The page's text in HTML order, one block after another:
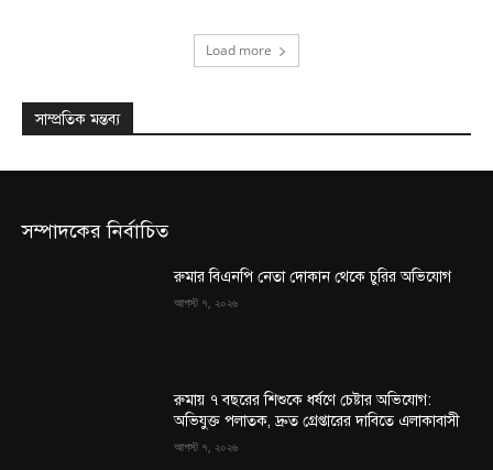
Load more
সাম্প্রতিক মন্তব্য
সম্পাদকের নির্বাচিত
রুমার বিএনপি নেতা দোকান থেকে চুরির অভিযোগ
আগস্ট ৭, ২০২৬
রুমায় ৭ বছরের শিশুকে ধর্ষণে চেষ্টার অভিযোগ:
অভিযুক্ত পলাতক, দ্রুত গ্রেপ্তারের দাবিতে এলাকাবাসী
আগস্ট ৭, ২০২৬